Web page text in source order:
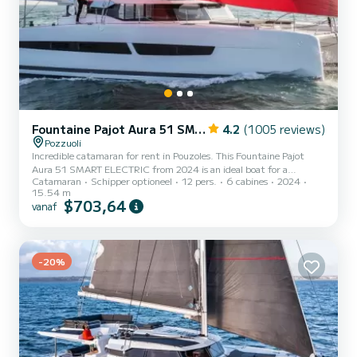
Fountaine Pajot Aura 51 SMART ELECTRIC - 6 + 2 cab. 4.2 (1005 reviews)
Pozzuoli
Incredible catamaran for rent in Pouzoles. This Fountaine Pajot
Aura 51 SMART ELECTRIC from 2024 is an ideal boat for a
vacation with family or friends. The boat has 6 cabins with all
comfort and a capacity of 14 people. With an overall length of 16
meters, it will be your best ally to spend an exceptional vacation on
Deze...
Catamaran Schipper optioneel 12 pers. 6 cabines
2024
15.54 m
vanaf $703,64
-20%